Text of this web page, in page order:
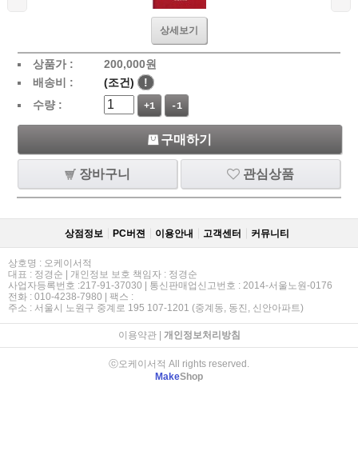
상세보기
상품가 : 200,000원
배송비 :
(조건)
!
수량 :
+1 -1
구매하기
장바구니 관심상품
상점정보 PC버젼 이용안내 고객센터 커뮤니티
상호명 : 오케이서적
대표 : 정경순 | 개인정보 보호 책임자 : 정경순
사업자등록번호 :217-91-37030 | 통신판매업신고번호 : 2014-서울노원-0176
전화 : 010-4238-7980 | 팩스 :
주소 : 서울시 노원구 중계로 195 107-1201 (중계동, 동진, 신안아파트)
이용약관| 개인정보처리방침
ⓒ오케이서적 All rights reserved.
MakeShop